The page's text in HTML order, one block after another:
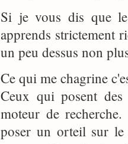
Si je vous dis que
apprends strictement
un peu dessus non
Ce qui me chagrine
Ceux qui posent des
moteur de
poser un orteil sur le